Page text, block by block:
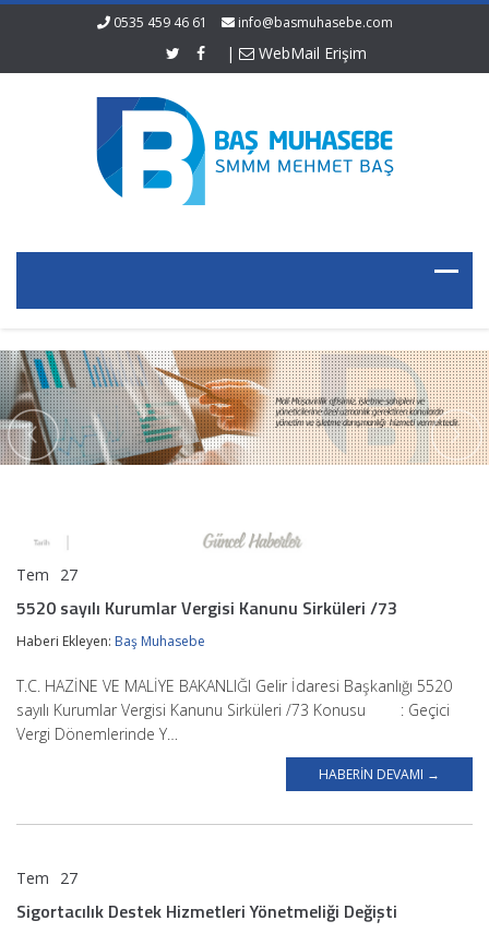
0535 459 46 61 info@basmuhasebe.com
| WebMail Erişim
Tem 27
5520 sayılı Kurumlar Vergisi Kanunu Sirküleri /73
Haberi Ekleyen: Baş Muhasebe
T.C. HAZİNE VE MALİYE BAKANLIĞI Gelir İdaresi Başkanlığı 5520
sayılı Kurumlar Vergisi Kanunu Sirküleri /73 Konusu : Geçici
Vergi Dönemlerinde Y…
HABERIN DEVAMI →
Tem 27
Sigortacılık Destek Hizmetleri Yönetmeliği Değişti